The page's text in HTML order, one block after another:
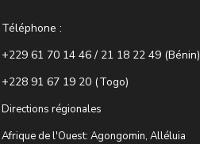
Téléphone :
+229 61 70 14 46 / 21 18 22 49 (Bénin)
+228 91 67 19 20 (Togo)
Directions régionales
Afrique de l'Ouest: Agongomin, Alléluia